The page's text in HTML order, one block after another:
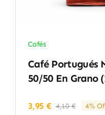
Cafés
Café Portugués
50/50 En Grano
4,10€El
3,95€
El
4%